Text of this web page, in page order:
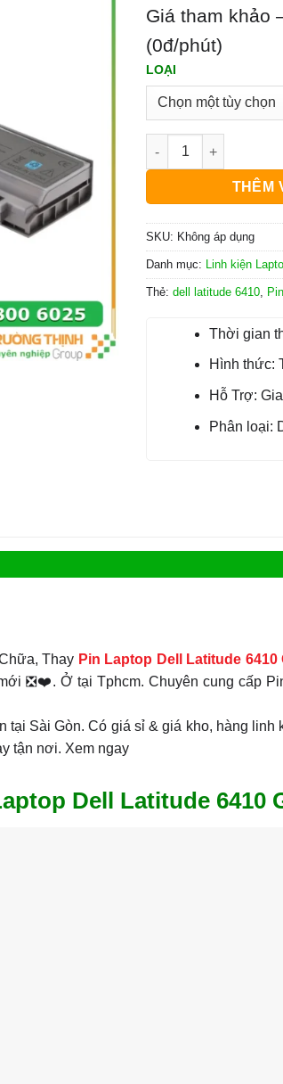
Giá tham khảo
(0đ/phút)
LOẠI
Pin Laptop Dell
THÊM
SKU: Không áp dụng
Danh mục: Linh kiện
Thẻ: dell latitude 6410
Thời gian
Hình thức:
Hỗ Trợ:
Phân loại:
Thay Pin Laptop Dell Latitude 6410
❎❤️. Ở tại Tphcm. Chuyên cung cấp
tại Sài Gòn. Có giá sỉ & giá kho, hàng linh
tận nơi. Xem ngay
Dell Latitude 6410